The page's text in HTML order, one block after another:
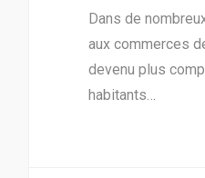
Dans de
aux commerces
devenu plus
habitants…